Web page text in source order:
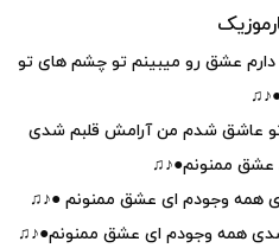
عشق رو میبینم تو چشم های تو
عاشق شدم من آرامش قلبم شدی
عشق ممنونم●♪♫
همه وجودم ای عشق ممنونم ●♪♫
شدی همه وجودم ای عشق ممنونم●♪♫